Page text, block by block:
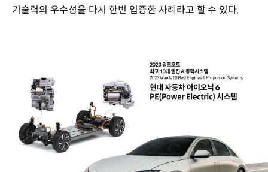
기술력의 우수성을 다시 한번 입증한 사례라고 할 수 있다.